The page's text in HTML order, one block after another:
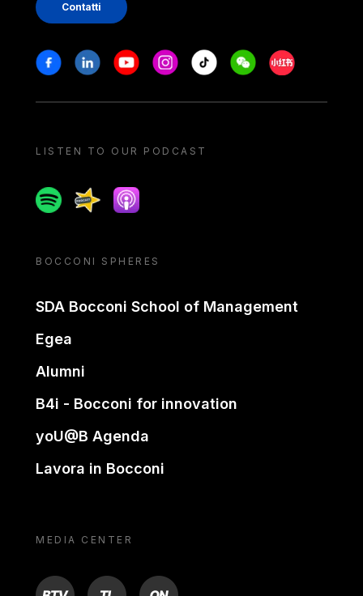
Contatti
Stay in touch
FacebookLinkedinYoutubeInstagram
Tiktok WeechatXiaohongshu/
LISTEN TO OUR PODCAST
SpotifySpreakerApple podcast
BOCCONI SPHERES
SDA Bocconi School of Management
Egea
Alumni
B4i - Bocconi for innovation
yoU@B Agenda
Lavora in Bocconi
MEDIA CENTER
BTV TL ON